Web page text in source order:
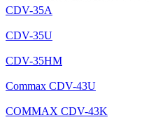
CDV-35A
CDV-35U
CDV-35HM
Commax CDV-43U
COMMAX CDV-43K